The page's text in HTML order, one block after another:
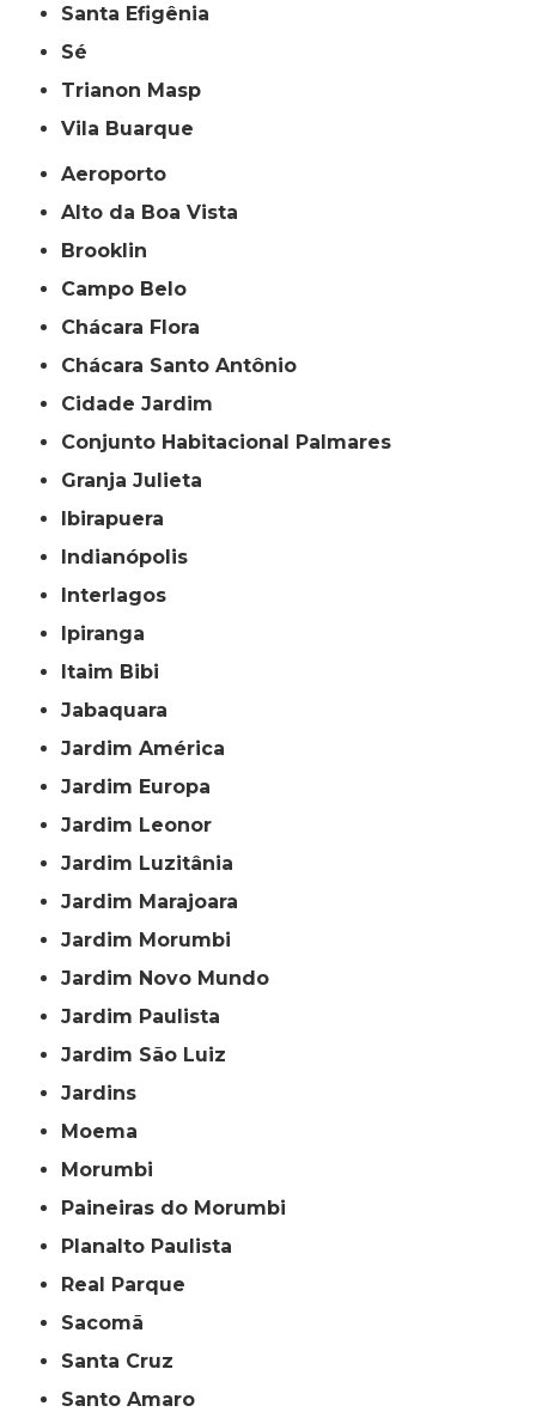
Santa Efigênia
Sé
Trianon Masp
Vila Buarque
Aeroporto
Alto da Boa Vista
Brooklin
Campo Belo
Chácara Flora
Chácara Santo Antônio
Cidade Jardim
Conjunto Habitacional Palmares
Granja Julieta
Ibirapuera
Indianópolis
Interlagos
Ipiranga
Itaim Bibi
Jabaquara
Jardim América
Jardim Europa
Jardim Leonor
Jardim Luzitânia
Jardim Marajoara
Jardim Morumbi
Jardim Novo Mundo
Jardim Paulista
Jardim São Luiz
Jardins
Moema
Morumbi
Paineiras do Morumbi
Planalto Paulista
Real Parque
Sacomã
Santa Cruz
Santo Amaro